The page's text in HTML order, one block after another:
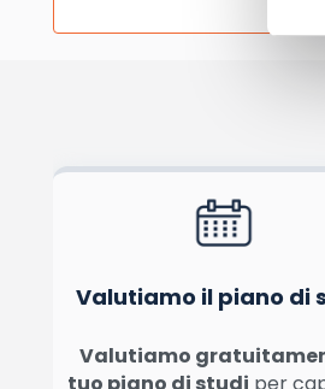
Pubblicando questo commento dai il
Valutiamo il piano di
Valutiamo
tuo piano di studi per